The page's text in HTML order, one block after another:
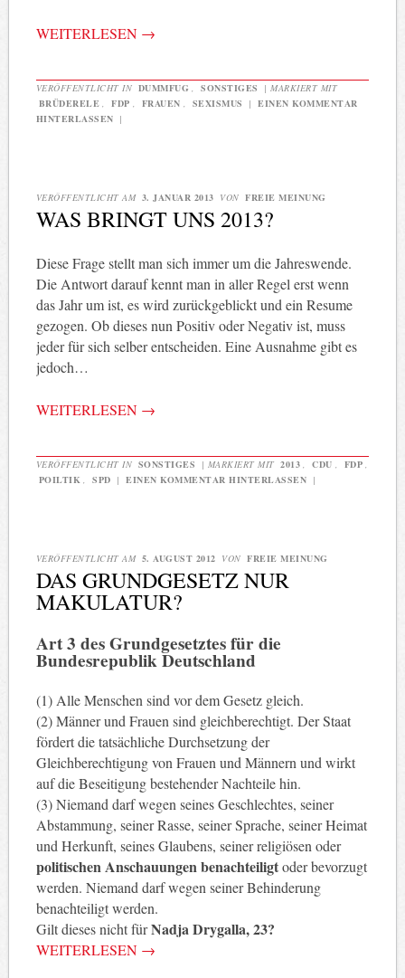
WEITERLESEN →
VERÖFFENTLICHT IN DUMMFUG SONSTIGES |MARKIERT MIT
BRÜDERELE
FDP FRAUEN SEXISMUS |
EINEN KOMMENTAR
HINTERLASSEN |
VERÖFFENTLICHT AM 3. JANUAR 2013 VON FREIE MEINUNG
WAS BRINGT UNS 2013?
Diese Frage stellt man sich immer um die Jahreswende.
Die Antwort darauf kennt man in aller Regel erst wenn
das Jahr um ist, es wird zurückgeblickt und ein Resume
gezogen. Ob dieses nun Positiv oder Negativ ist, muss
jeder für sich selber entscheiden. Eine Ausnahme gibt es
jedoch…
WEITERLESEN →
VERÖFFENTLICHT IN SONSTIGES | MARKIERT MIT 2013 , CDU , FDP ,
POILTIK , SPD | EINEN KOMMENTAR HINTERLASSEN |
VERÖFFENTLICHT AM 5. AUGUST 2012 VON FREIE MEINUNG
DAS GRUNDGESETZ NUR
MAKULATUR?
Art 3 des Grundgesetztes für die
Bundesrepublik Deutschland
(1) Alle Menschen sind vor dem Gesetz gleich.
(2) Männer und Frauen sind gleichberechtigt. Der Staat
fördert die tatsächliche Durchsetzung der
Gleichberechtigung von Frauen und Männern und wirkt
auf die Beseitigung bestehender Nachteile hin.
(3) Niemand darf wegen seines Geschlechtes, seiner
Abstammung, seiner Rasse, seiner Sprache, seiner Heimat
und Herkunft, seines Glaubens, seiner religiösen oder
politischen Anschauungen benachteiligtoder bevorzugt
werden. Niemand darf wegen seiner Behinderung
benachteiligt werden.
Gilt dieses nicht fürNadja Drygalla, 23?
WEITERLESEN →